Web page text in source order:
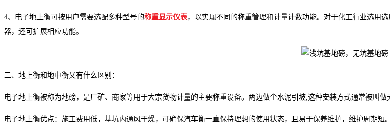
4、电子地上衡可按用户需要选配多种型号的称重显示仪表，以实现不同的称重管理和计量计数功能。对于化工行业选用
器，还可扩展相应功能。
二、地上衡和地中衡又有什么区别：
电子地上衡被称为地磅，是厂矿、商家等用于大宗货物计量的主要称重设备。两边做个水泥引坡,这种安装方式通常被叫做
电子地上衡优点：施工费用低，基坑内通风干燥，可确保汽车衡一直保持理想的使用状态，且易于保养维护，维护周期短